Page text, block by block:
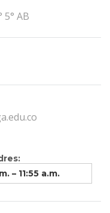
5° AB
– 11:55 a.m.